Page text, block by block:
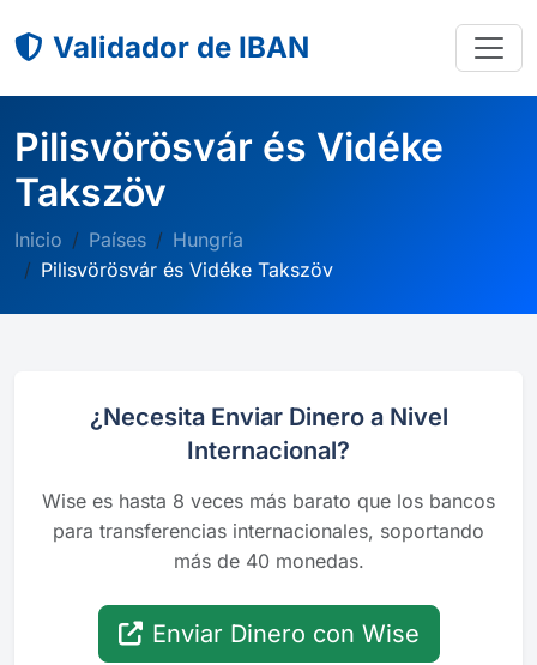
Validador de IBAN
Pilisvörösvár és Vidéke
Takszöv
Inicio Países
Hungría
Pilisvörösvár és Vidéke Takszöv
¿Necesita Enviar Dinero a Nivel
Internacional?
Wise es hasta 8 veces más barato que los bancos
para transferencias internacionales, soportando
más de 40 monedas.
Enviar Dinero con Wise